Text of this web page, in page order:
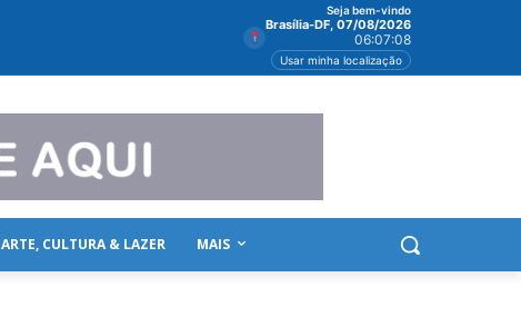
Seja bem-vindo
Brasília-DF, 07/08/2026
06:07:08
Usar minha localização
ARTE, CULTURA & LAZER MAIS